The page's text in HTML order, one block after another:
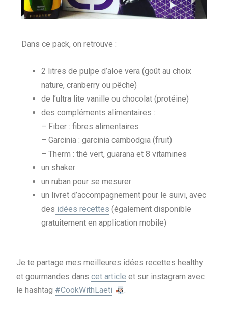
Dans ce pack, on retrouve :
2 litres de pulpe d’aloe vera (goût au choix
nature, cranberry ou pêche)
de l’ultra lite vanille ou chocolat (protéine)
des compléments alimentaires :
– Fiber : fibres alimentaires
– Garcinia : garcinia cambodgia (fruit)
– Therm : thé vert, guarana et 8 vitamines
un shaker
un ruban pour se mesurer
un livret d’accompagnement pour le suivi, avec
des idées recettes (également disponible
gratuitement en application mobile)
Je te partage mes meilleures idées recettes healthy
et gourmandes danscet article et sur instagram avec
le hashtag #CookWithLaeti .